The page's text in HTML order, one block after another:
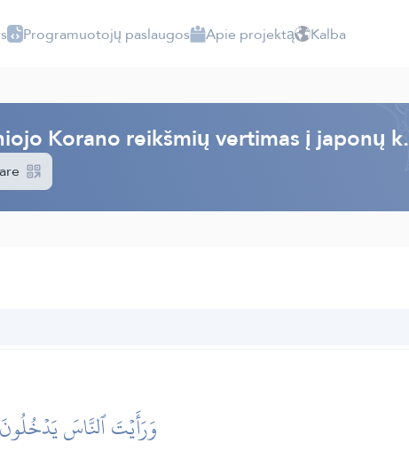
Programuotojų paslaugos Apie projektą Kalba
Korano reikšmių vertimas į japonų k.
وَرَأَيۡتَ ٱلنَّاسَ يَدۡخُلُونَ